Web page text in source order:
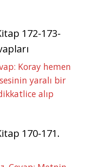
172-173-
Koray hemen
yaralı bir
alıp
170-171.